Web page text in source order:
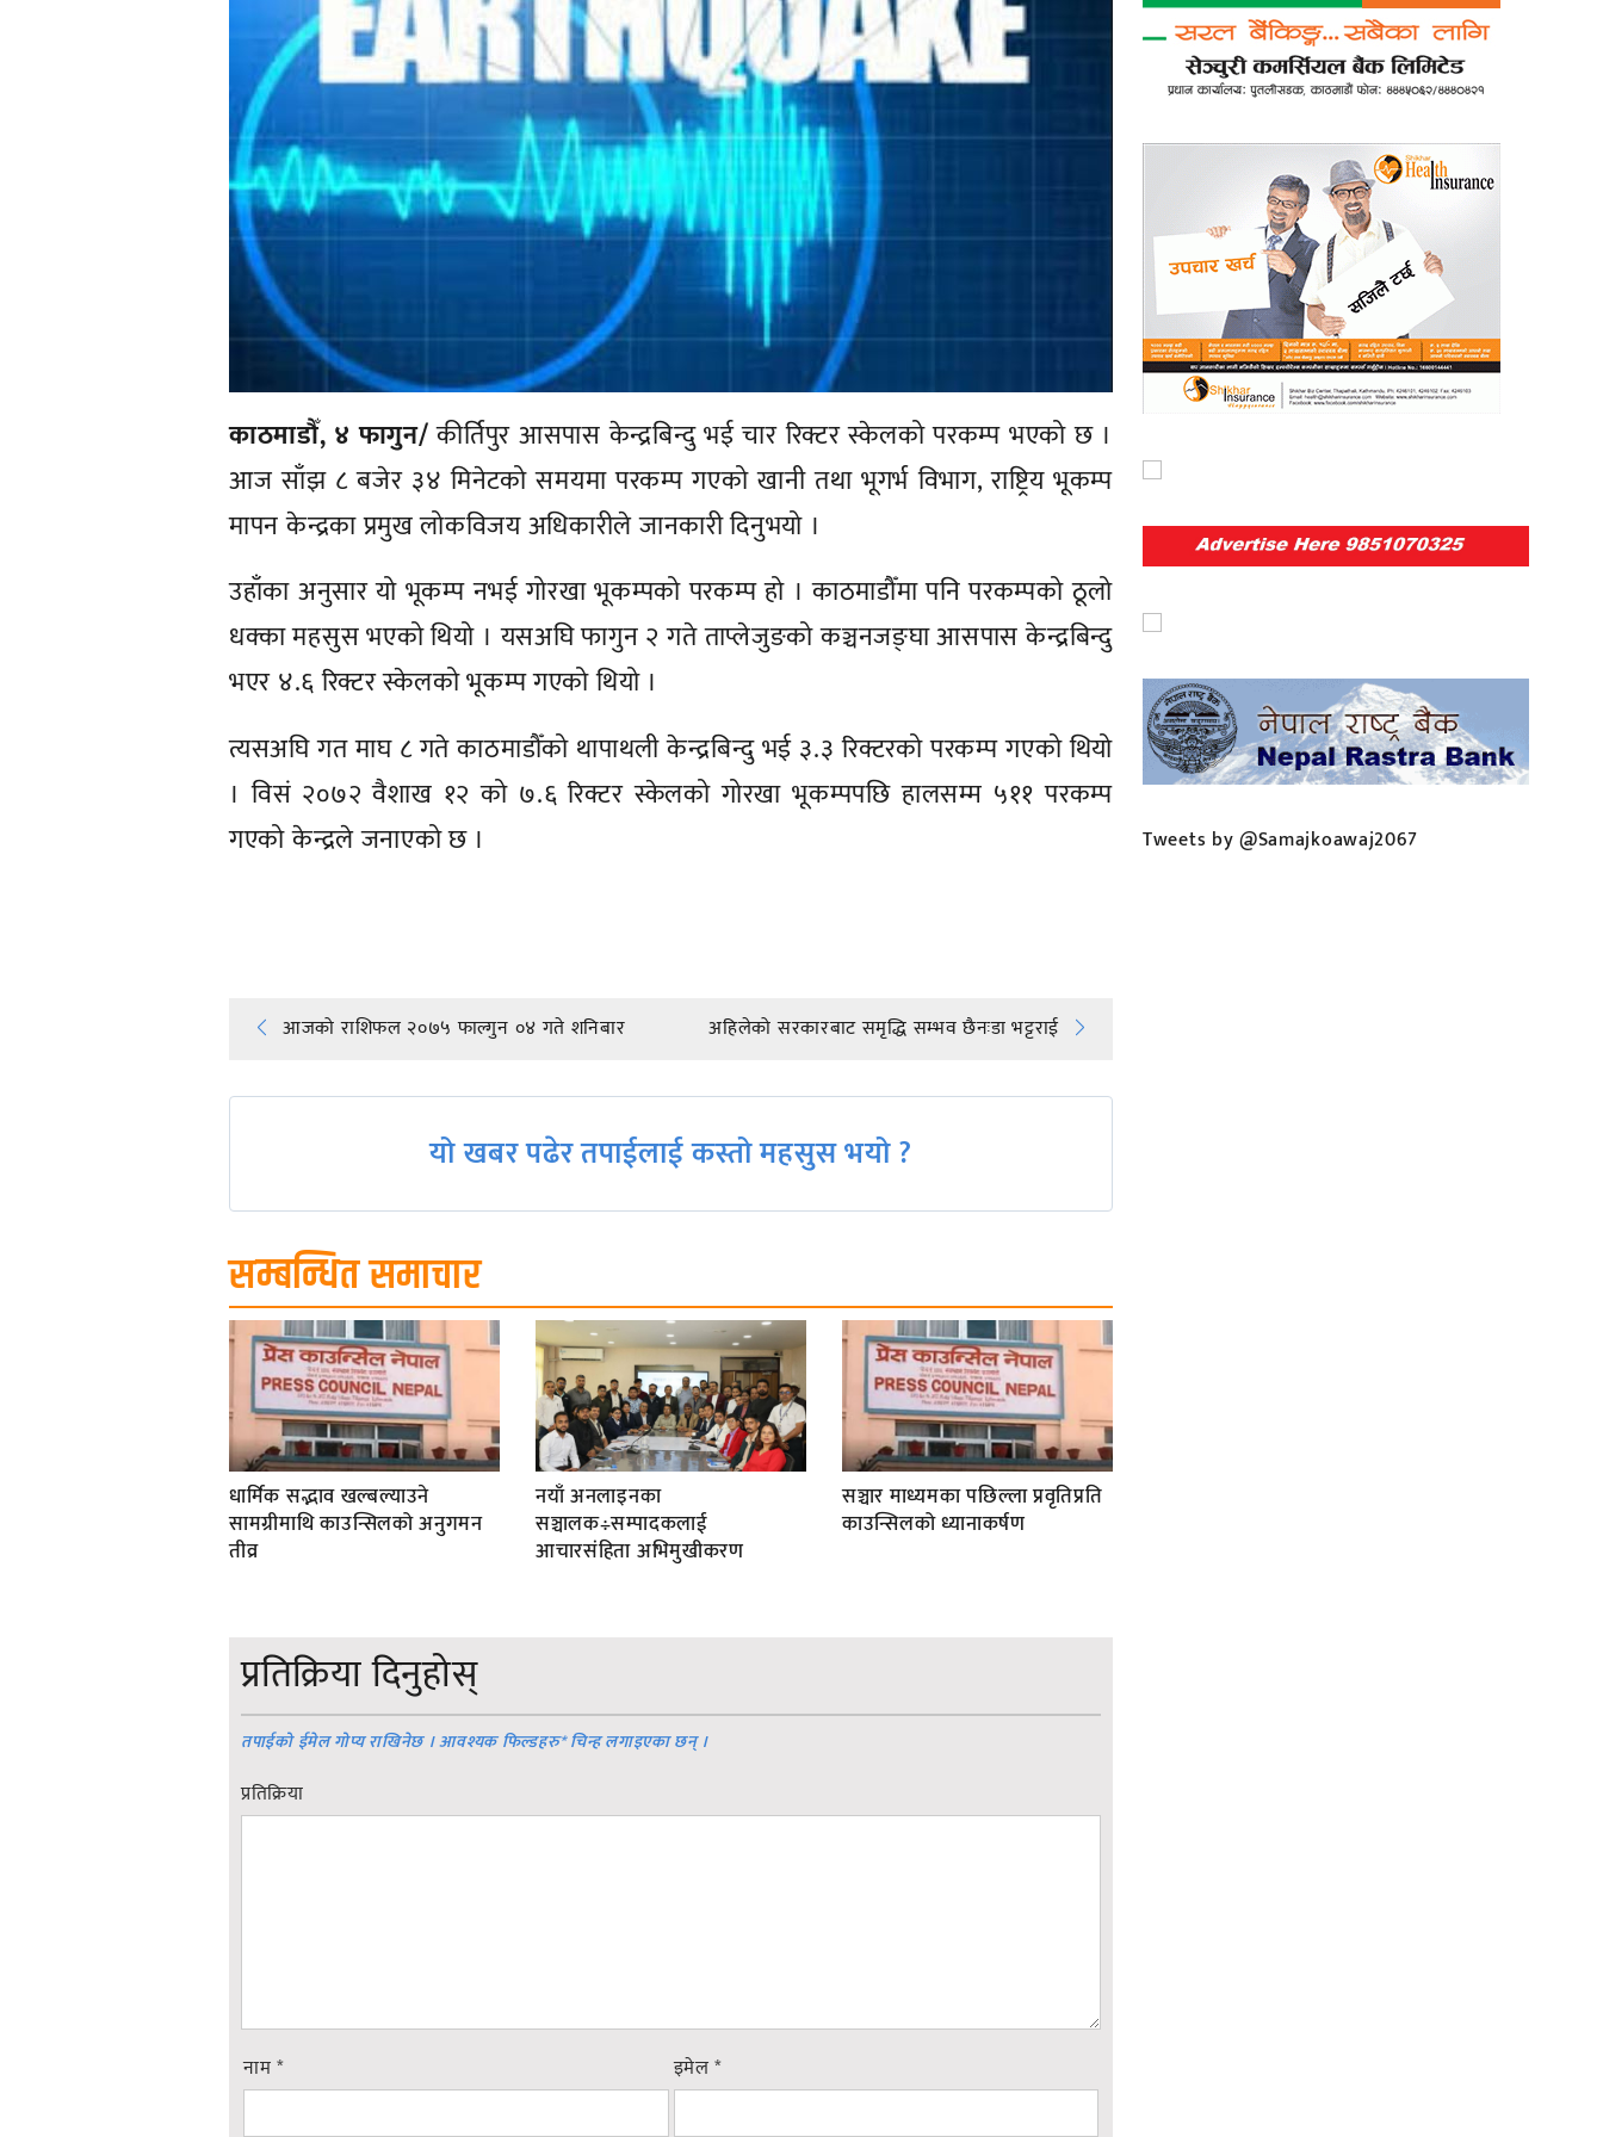
काठमाडौँ, ४ फागुन/कीर्तिपुर आसपास केन्द्रबिन्दु भई चार रिक्टर स्केलको परकम्प भएको छ ।
आज साँझ ८ बजेर ३४ मिनेटको समयमा परकम्प गएको खानी तथा भूगर्भ विभाग, राष्ट्रिय भूकम्प
मापन केन्द्रका प्रमुख लोकविजय अधिकारीले जानकारी दिनुभयो ।
उहाँका अनुसार यो भूकम्प नभई गोरखा भूकम्पको परकम्प हो । काठमाडौँमा पनि परकम्पको ठूलो
धक्का महसुस भएको थियो । यसअघि फागुन २ गते ताप्लेजुङको कञ्चनजङ्घा आसपास केन्द्रबिन्दु
भएर ४.६ रिक्टर स्केलको भूकम्प गएको थियो ।
त्यसअघि गत माघ ८ गते काठमाडौँको थापाथली केन्द्रबिन्दु भई ३.३ रिक्टरको परकम्प गएको थियो
। विसं २०७२ वैशाख १२ को ७.६ रिक्टर स्केलको गोरखा भूकम्पपछि हालसम्म ५११ परकम्प
गएको केन्द्रले जनाएको छ ।
Post
navigation
आजको राशिफल २०७५ फाल्गुन ०४ गते शनिबार अहिलेको सरकारबाट समृद्धि सम्भव छैनःडा भट्टराई
यो खबर पढेर तपाईलाई कस्तो महसुस भयो ?
सम्बन्धित समाचार
धार्मिक सद्भाव खल्बल्याउने
सामग्रीमाथि काउन्सिलको अनुगमन
तीव्र
नयाँ अनलाइनका
सञ्चालक÷सम्पादकलाई
आचारसंहिता अभिमुखीकरण
सञ्चार माध्यमका पछिल्ला प्रवृतिप्रति
काउन्सिलको ध्यानाकर्षण
प्रतिक्रिया दिनुहोस्
तपाईको ईमेल गोप्य राखिनेछ । आवश्यक फिल्डहरु*चिन्ह लगाइएका छन् ।
प्रतिक्रिया
नाम* इमेल*
Tweets by @Samajkoawaj2067